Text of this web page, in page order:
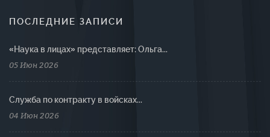
ПОСЛЕДНИЕ ЗАПИСИ
«Наука в лицах» представляет: Ольга...
05 Июн 2026
Cлужба по контракту в войсках...
04 Июн 2026